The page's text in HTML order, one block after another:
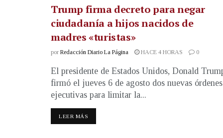
Trump firma decreto para negar
ciudadanía a hijos nacidos de
madres «turistas»
por Redacción Diario La Página HACE 4 HORAS 0
El presidente de Estados Unidos, Donald
firmó el jueves 6 de agosto dos nuevas órdenes
ejecutivas para limitar la...
LEER MÁS